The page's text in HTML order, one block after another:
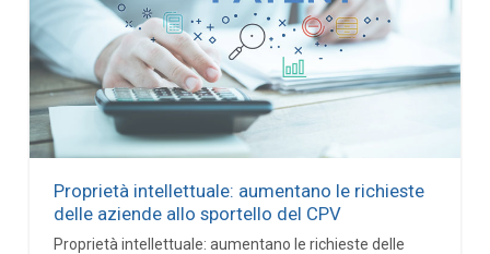
Proprietà intellettuale: aumentano le richieste
delle aziende allo sportello del CPV
Proprietà intellettuale: aumentano le richieste delle